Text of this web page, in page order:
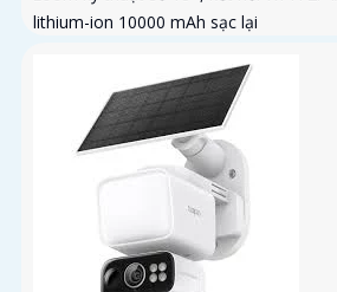
lithium-ion 10000 mAh sạc lại